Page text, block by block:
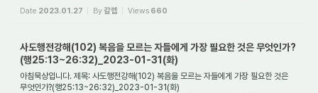
자신이 구류하고 있는 바울...
Date 2023.01.27 By갈렙 Views 660
사도행전강해(102) 복음을 모르는 자들에게 가장 필요한 것은 무엇인가?
(행25:13~26:32)_2023-01-31(화)
아침묵상입니다. 제목: 사도행전강해(102) 복음을 모르는 자들에게 가장 필요한 것은
무엇인가?(행25:13~26:32)_2023-01-31(화)